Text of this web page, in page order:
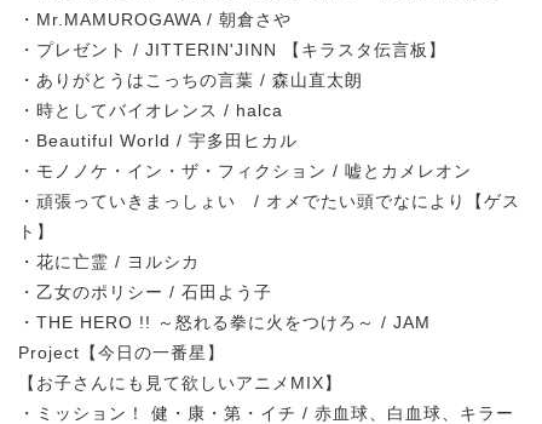
・Mr.MAMUROGAWA / 朝倉さや
・プレゼント / JITTERIN'JINN 【キラスタ伝言板】
・ありがとうはこっちの言葉 / 森山直太朗
・時としてバイオレンス / halca
・Beautiful World / 宇多田ヒカル
・モノノケ・イン・ザ・フィクション / 嘘とカメレオン
・頑張っていきまっしょい / オメでたい頭でなにより【ゲス
ト】
・花に亡霊 / ヨルシカ
・乙女のポリシー / 石田よう子
・THE HERO !! ～怒れる拳に火をつけろ～ / JAM
Project【今日の一番星】
【お子さんにも見て欲しいアニメMIX】
・ミッション！ 健・康・第・イチ / 赤血球、白血球、キラー